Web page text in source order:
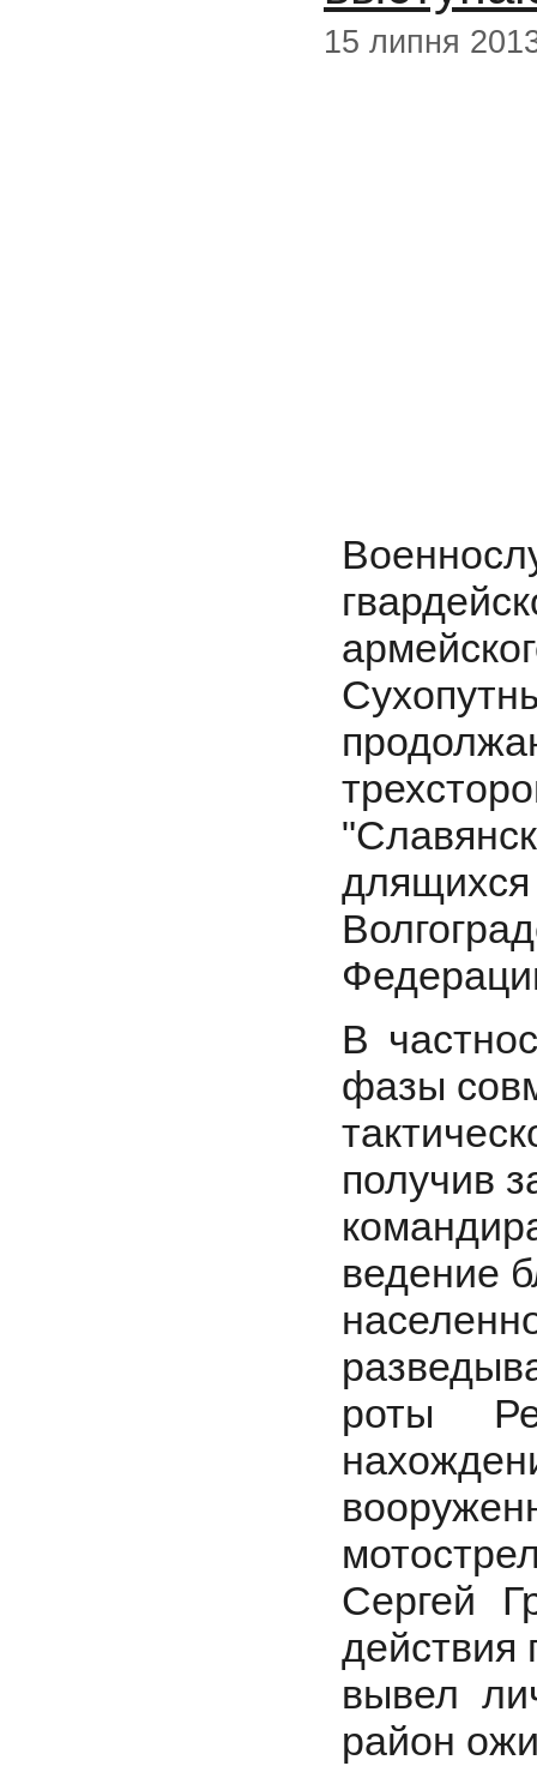
15 липня
В
фазы
получив
ведение
роты
Сергей
действия
вывел
район